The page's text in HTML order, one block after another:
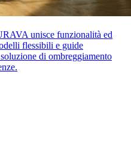
unisce funzionalità ed
flessibili e guide
di ombreggiamento